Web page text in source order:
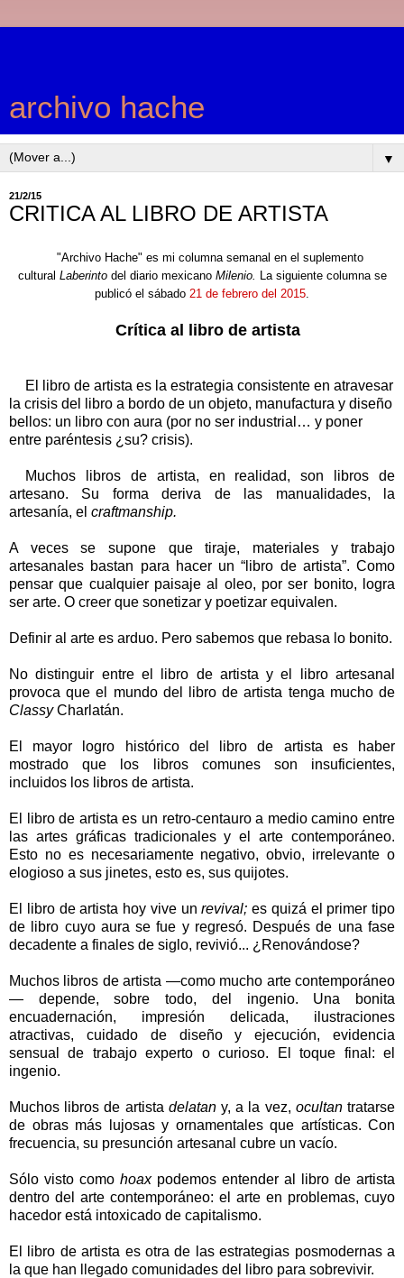
archivo hache
▼
21/2/15
CRITICA AL LIBRO DE ARTISTA
"Archivo Hache" es mi columna semanal en el suplemento
cultural Laberintodel diario mexicano Milenio. La siguiente columna se
publicó el sábado 21 de febrero del 2015
Crítica al libro de artista
El libro de artista es la estrategia consistente en atravesar
la crisis del libro a bordo de un objeto, manufactura y diseño
bellos: un libro con aura (por no ser industrial… y poner
entre paréntesis ¿su? crisis).
Muchos libros de artista, en realidad, son libros de
artesano. Su forma deriva de las manualidades, la
artesanía, el craftmanship.
A veces se supone que tiraje, materiales y trabajo
artesanales bastan para hacer un “libro de artista”. Como
pensar que cualquier paisaje al oleo, por ser bonito, logra
ser arte. O creer que sonetizar y poetizar equivalen.
Definir al arte es arduo. Pero sabemos que rebasa lo bonito.
No distinguir entre el libro de artista y el libro artesanal
provoca que el mundo del libro de artista tenga mucho de
ClassyCharlatán.
El mayor logro histórico del libro de artista es haber
mostrado que los libros comunes son insuficientes,
incluidos los libros de artista.
El libro de artista es un retro-centauro a medio camino entre
las artes gráficas tradicionales y el arte contemporáneo.
Esto no es necesariamente negativo, obvio, irrelevante o
elogioso a sus jinetes, esto es, sus quijotes.
El libro de artista hoy vive unrevival; es quizá el primer tipo
de libro cuyo aura se fue y regresó. Después de una fase
decadente a finales de siglo, revivió... ¿Renovándose?
Muchos libros de artista —como mucho arte contemporáneo
— depende, sobre todo, del ingenio. Una bonita
encuadernación, impresión delicada, ilustraciones
atractivas, cuidado de diseño y ejecución, evidencia
sensual de trabajo experto o curioso. El toque final: el
ingenio.
Muchos libros de artista delatany, a la vez, ocultantratarse
de obras más lujosas y ornamentales que artísticas. Con
frecuencia, su presunción artesanal cubre un vacío.
Sólo visto como hoaxpodemos entender al libro de artista
dentro del arte contemporáneo: el arte en problemas, cuyo
hacedor está intoxicado de capitalismo.
El libro de artista es otra de las estrategias posmodernas a
la que han llegado comunidades del libro para sobrevivir.